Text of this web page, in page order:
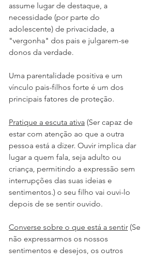
assume lugar de destaque, a
necessidade (por parte do
adolescente) de privacidade, a
"vergonha" dos pais e julgarem-se
donos da verdade.
Uma parentalidade positiva e um
vínculo pais-filhos forte é um dos
principais fatores de proteção.
Pratique a escuta ativa (Ser capaz de
estar com atenção ao que a outra
pessoa está a dizer. Ouvir implica dar
lugar a quem fala, seja adulto ou
criança, permitindo a expressão sem
interrupções das suas ideias e
sentimentos.) o seu filho vai ouvi-lo
depois de se sentir ouvido.
Converse sobre o que está a sentir (Se
não expressarmos os nossos
sentimentos e desejos, os outros